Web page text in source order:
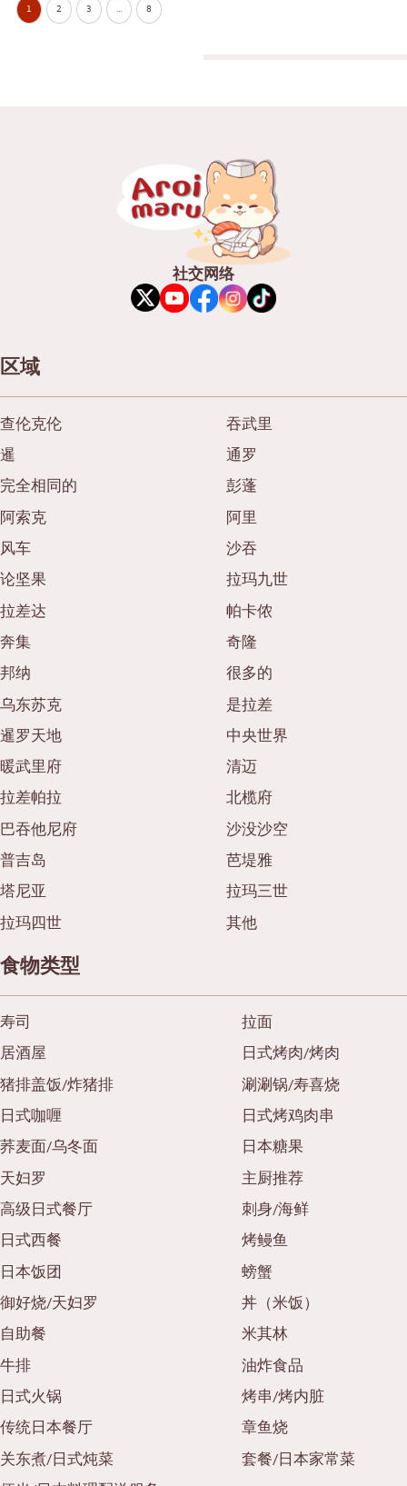
1 2 3 ... 8
社交网络
区域
查伦克伦
吞武里
暹
通罗
完全相同的
彭蓬
阿索克
阿里
风车
沙吞
论坚果
拉玛九世
拉差达
帕卡侬
奔集
奇隆
邦纳
很多的
乌东苏克
是拉差
暹罗天地
中央世界
暖武里府
清迈
拉差帕拉
北榄府
巴吞他尼府
沙没沙空
普吉岛
芭堤雅
塔尼亚
拉玛三世
拉玛四世
其他
食物类型
寿司
拉面
居酒屋
日式烤肉/烤肉
猪排盖饭/炸猪排
涮涮锅/寿喜烧
日式咖喱
日式烤鸡肉串
荞麦面/乌冬面
日本糖果
天妇罗
主厨推荐
高级日式餐厅
刺身/海鲜
日式西餐
烤鳗鱼
日本饭团
螃蟹
御好烧/天妇罗
丼（米饭）
自助餐
米其林
牛排
油炸食品
日式火锅
烤串/烤内脏
传统日本餐厅
章鱼烧
关东煮/日式炖菜
套餐/日本家常菜